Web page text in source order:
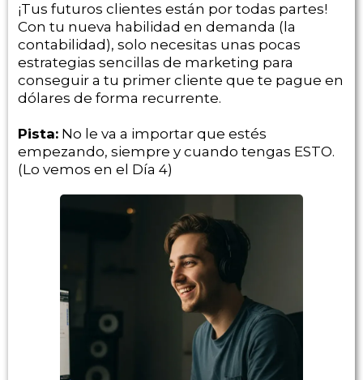
¡Tus futuros clientes están por todas partes!
Con tu nueva habilidad en demanda (la
contabilidad), solo necesitas unas pocas
estrategias sencillas de marketing para
conseguir a tu primer cliente que te pague en
dólares de forma recurrente.
Pista: No le va a importar que estés
empezando, siempre y cuando tengas ESTO.
(Lo vemos en el Día 4)